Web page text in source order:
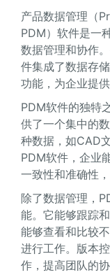
产品数据管理（
PDM）软件是一
数据管理和协作
件集成了数据存
功能，为企业提
PDM软件的独特
供了一个集中的
种数据，如CAD
PDM软件，企业
一致性和准确性
除了数据管理，
能。它能够跟踪
能够查看和比较
进行工作。版本
作，提高团队的协